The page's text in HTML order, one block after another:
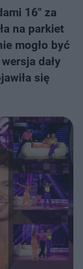
16" za
na parkiet
mogło być
dały
się